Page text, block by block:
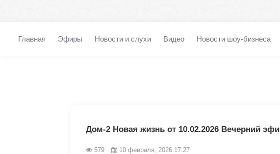
Главная Эфиры Новости и слухи Видео Новости шоу-бизнеса
Дом-2 Новая жизнь от 10.02.2026 Вечерний
579 10 февраля, 2026 17:27